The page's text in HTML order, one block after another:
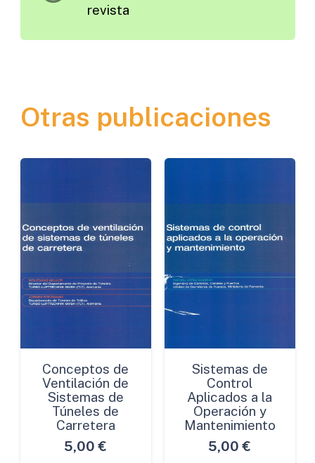
revista
Otras publicaciones
Conceptos de
Ventilación de
Sistemas de
Túneles de
Carretera
5,00 €
Sistemas de
Control
Aplicados a la
Operación y
Mantenimiento
5,00 €